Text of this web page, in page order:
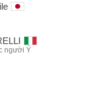
người Ý